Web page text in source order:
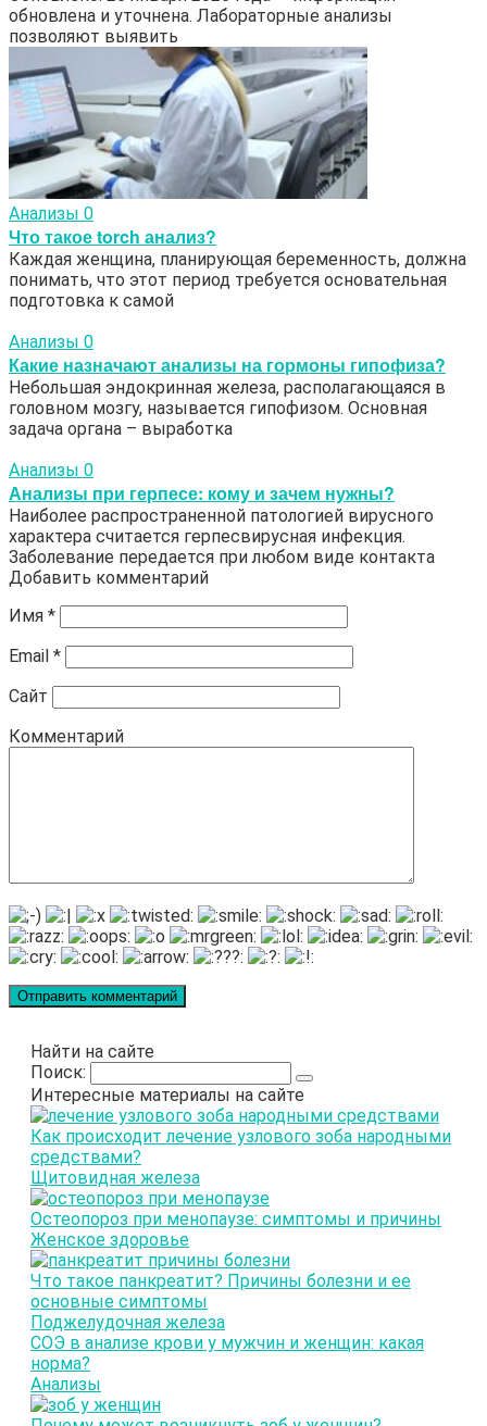
обновлена и уточнена. Лабораторные анализы
позволяют выявить
Анализы 0
Что такое torch анализ?
Каждая женщина, планирующая беременность, должна
понимать, что этот период требуется основательная
подготовка к самой
Анализы 0
Какие назначают анализы на гормоны гипофиза?
Небольшая эндокринная железа, располагающаяся в
головном мозгу, называется гипофизом. Основная
задача органа – выработка
Анализы 0
Анализы при герпесе: кому и зачем нужны?
Наиболее распространенной патологией вирусного
характера считается герпесвирусная инфекция.
Заболевание передается при любом виде контакта
Добавить комментарий
Имя *
Email *
Сайт
Комментарий
Найти на сайте
Поиск:
Интересные материалы на сайте
Как происходит лечение узлового зоба народными
средствами?
Щитовидная железа
Остеопороз при менопаузе: симптомы и причины
Женское здоровье
Что такое панкреатит? Причины болезни и ее
основные симптомы
Поджелудочная железа
СОЭ в анализе крови у мужчин и женщин: какая
норма?
Анализы